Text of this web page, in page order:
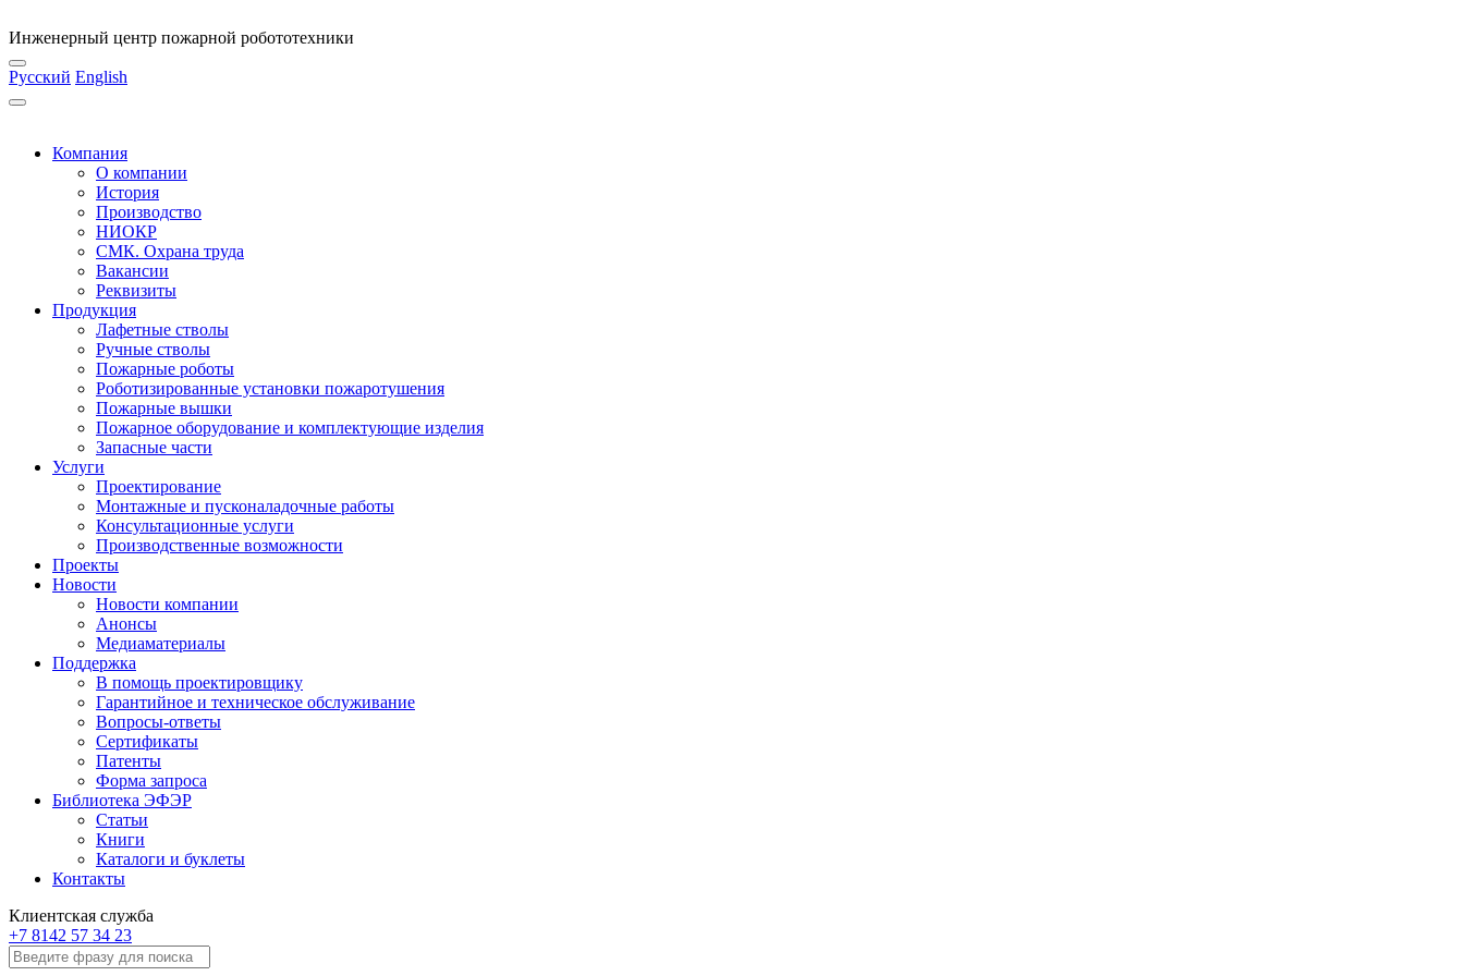
Инженерный центр пожарной робототехники
Русский English
Компания
О компании
История
Производство
НИОКР
СМК. Охрана труда
Вакансии
Реквизиты
Продукция
Лафетные стволы
Ручные стволы
Пожарные роботы
Роботизированные установки пожаротушения
Пожарные вышки
Пожарное оборудование и комплектующие изделия
Запасные части
Услуги
Проектирование
Монтажные и пусконаладочные работы
Консультационные услуги
Производственные возможности
Проекты
Новости
Новости компании
Анонсы
Медиаматериалы
Поддержка
В помощь проектировщику
Гарантийное и техническое обслуживание
Вопросы-ответы
Сертификаты
Патенты
Форма запроса
Библиотека ЭФЭР
Статьи
Книги
Каталоги и буклеты
Контакты
Клиентская служба
+7 8142 57 34 23